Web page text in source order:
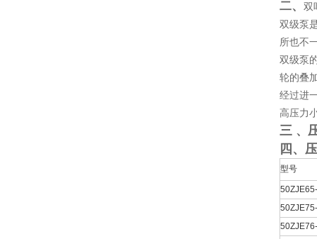
二、
双
双级泵
所也不
双级泵
轮的叠
经过进
高压力
三 、
四、
型号